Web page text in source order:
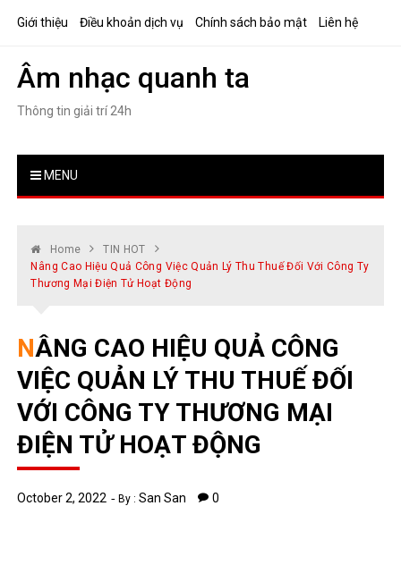
Giới thiệu Điều khoản dịch vụ Chính sách bảo mật Liên hệ
Âm nhạc quanh ta
Thông tin giải trí 24h
MENU
Home
TIN HOT
Nâng Cao Hiệu Quả Công Việc Quản Lý Thu Thuế Đối Với Công Ty
Thương Mại Điện Tử Hoạt Động
NÂNG CAO HIỆU QUẢ CÔNG
VIỆC QUẢN LÝ THU THUẾ ĐỐI
VỚI CÔNG TY THƯƠNG MẠI
ĐIỆN TỬ HOẠT ĐỘNG
October 2, 2022 By :San San 0